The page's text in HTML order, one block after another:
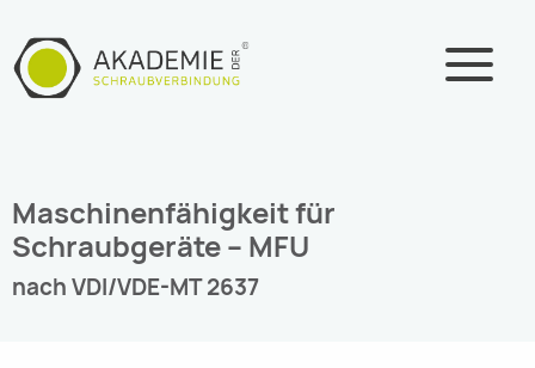
Inhalt
springen
Maschinenfähigkeit für
Schraubgeräte – MFU
nach VDI/VDE-MT 2637